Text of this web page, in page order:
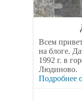
Всем
на блоге.
1992 г. в
Людиново.
Подробнее